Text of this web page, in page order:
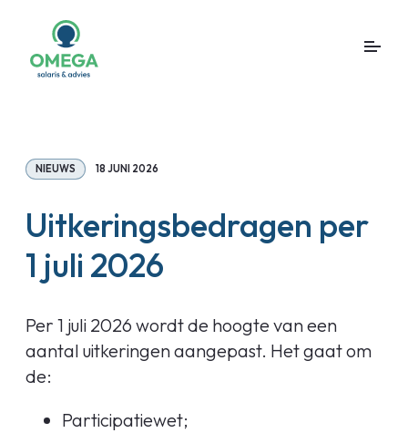
NIEUWS 18 JUNI 2026
Uitkeringsbedragen per
1 juli 2026
Per 1 juli 2026 wordt de hoogte van een
aantal uitkeringen aangepast. Het gaat om
de:
Participatiewet;